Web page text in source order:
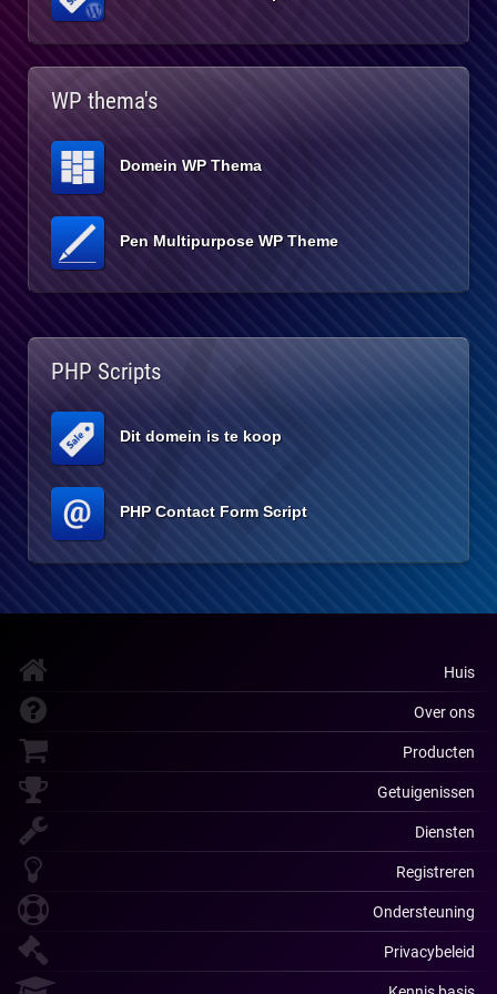
WP thema's
Domein WP Thema
Pen Multipurpose WP Theme
PHP Scripts
Dit domein is te koop
PHP Contact Form Script
Huis
Over ons
Producten
Getuigenissen
Diensten
Registreren
Ondersteuning
Privacybeleid